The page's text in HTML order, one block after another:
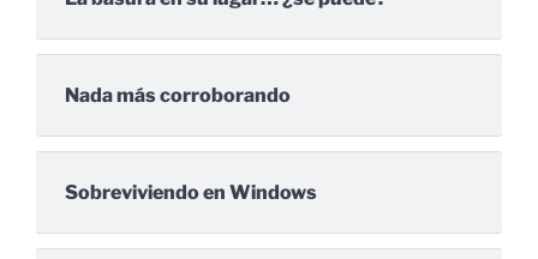
Nada más corroborando
Sobreviviendo en Windows